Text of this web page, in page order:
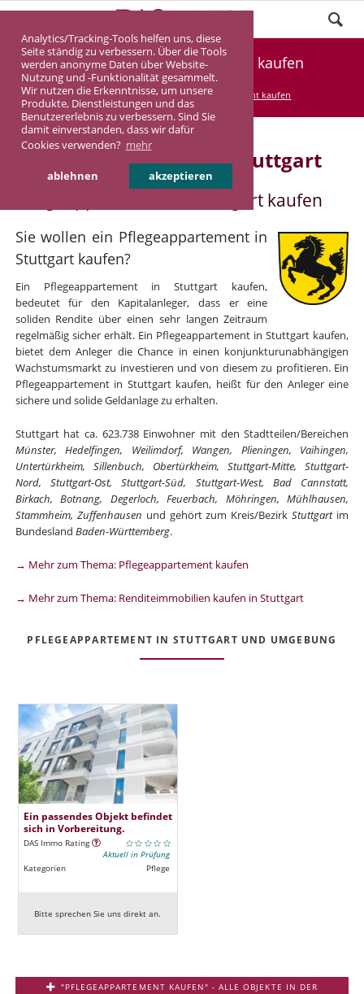
Analytics/Tracking-Tools helfen uns, diese
Seite ständig zu verbessern. Über die Tools
werden anonyme Daten über Website-
Nutzung und -Funktionalität gesammelt.
Wir nutzen die Erkenntnisse, um unsere
Produkte, Dienstleistungen und das
Benutzererlebnis zu verbessern. Sind Sie
damit einverstanden, dass wir dafür
Cookies verwenden? mehr
ablehnen akzeptieren
Pflegeappartement Stuttgart kaufen
DASINVEST Service Pflegeappartement kaufen
Pflegeappartement in Stuttgart
Pflegeappartement in Stuttgart kaufen
Sie wollen ein Pflegeappartement in
Stuttgart kaufen?
Ein Pflegeappartement in Stuttgart kaufen,
bedeutet für den Kapitalanleger, dass er eine
soliden Rendite über einen sehr langen Zeitraum
regelmäßig sicher erhält. Ein Pflegeappartement in Stuttgart kaufen,
bietet dem Anleger die Chance in einen konjunkturunabhängigen
Wachstumsmarkt zu investieren und von diesem zu profitieren. Ein
Pflegeappartement in Stuttgart kaufen, heißt für den Anleger eine
sichere und solide Geldanlage zu erhalten.
Stuttgart hat ca. 623.738 Einwohner mit den Stadtteilen/Bereichen
Münster, Hedelfingen, Weilimdorf, Wangen, Plieningen, Vaihingen,
Untertürkheim, Sillenbuch, Obertürkheim, Stuttgart-Mitte, Stuttgart-
Nord, Stuttgart-Ost, Stuttgart-Süd, Stuttgart-West, Bad Cannstatt,
Birkach, Botnang, Degerloch, Feuerbach, Möhringen, Mühlhausen,
Stammheim, Zuffenhausen und gehört zum Kreis/BezirkStuttgartim
Bundesland Baden-Württemberg.
→ Mehr zum Thema: Pflegeappartement kaufen
→ Mehr zum Thema: Renditeimmobilien kaufen in Stuttgart
PFLEGEAPPARTEMENT IN STUTTGART UND UMGEBUNG
Ein passendes Objekt befindet
sich in Vorbereitung.
DAS Immo Rating
Aktuell in Prüfung
Kategorien
Pflege
Bitte sprechen Sie uns direkt an.
"PFLEGEAPPARTEMENT KAUFEN" - ALLE OBJEKTE IN DER